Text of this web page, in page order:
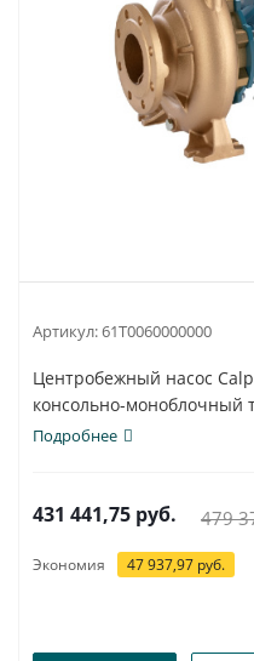
Артикул:61T0060000000
Центробежный насос
консольно-моноблочный
Подробнее
431 441,75 руб. 479
Экономия 47 937,97 руб.